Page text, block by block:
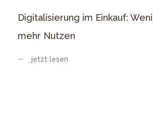
Digitalisierung im Einkauf:
mehr Nutzen
jetzt lesen